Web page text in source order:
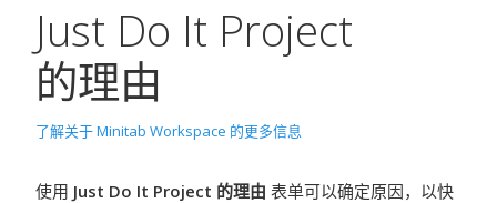
Just Do It Project
的理由
了解关于 Minitab Workspace 的更多信息
使用 Just Do It Project 的理由 表单可以确定原因，以快